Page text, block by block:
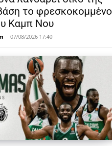
το φρεσκοκομμένο
Καμπ Νου
- 07/08/2026 17:40